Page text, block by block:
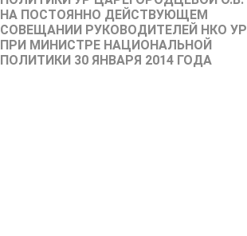
НА ПОСТОЯННО ДЕЙСТВУЮЩЕМ
СОВЕЩАНИИ РУКОВОДИТЕЛЕЙ НКО УР
ПРИ МИНИСТРЕ НАЦИОНАЛЬНОЙ
ПОЛИТИКИ 30 ЯНВАРЯ 2014 ГОДА